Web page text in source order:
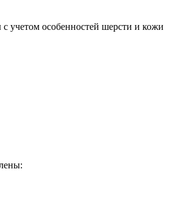
учетом особенностей шерсти и кожи